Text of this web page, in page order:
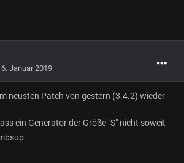
Januar 2019
neusten Patch von gestern (3.4.2) wieder
ein Generator der Größe "S" nicht soweit